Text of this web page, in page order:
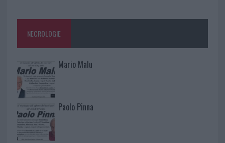
NECROLOGIE
Mario Malu
Paolo Pinna